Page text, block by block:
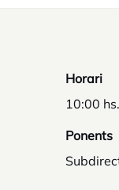
Horari
10:00 hs.
Ponents